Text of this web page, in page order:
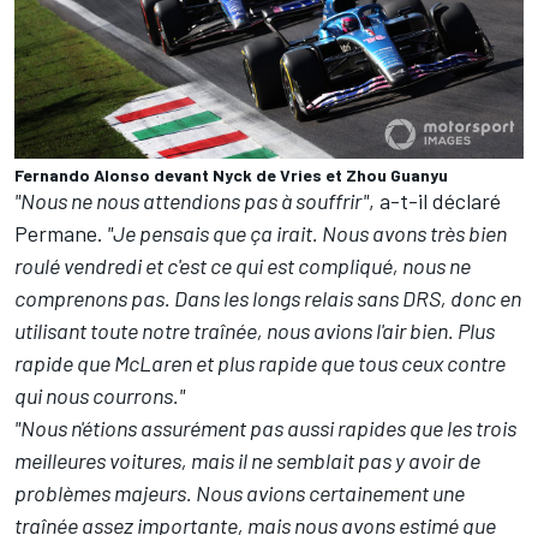
Fernando Alonso devant Nyck de Vries et Zhou Guanyu
"Nous ne nous attendions pas à souffrir", a-t-il déclaré
Permane. "Je pensais que ça irait. Nous avons très bien
roulé vendredi et c'est ce qui est compliqué, nous ne
comprenons pas. Dans les longs relais sans DRS, donc en
utilisant toute notre traînée, nous avions l'air bien. Plus
rapide que McLaren et plus rapide que tous ceux contre
qui nous courrons."
"Nous n'étions assurément pas aussi rapides que les trois
meilleures voitures, mais il ne semblait pas y avoir de
problèmes majeurs. Nous avions certainement une
traînée assez importante, mais nous avons estimé que